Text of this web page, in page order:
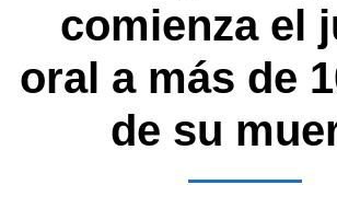
comienza el
oral a más de
de su